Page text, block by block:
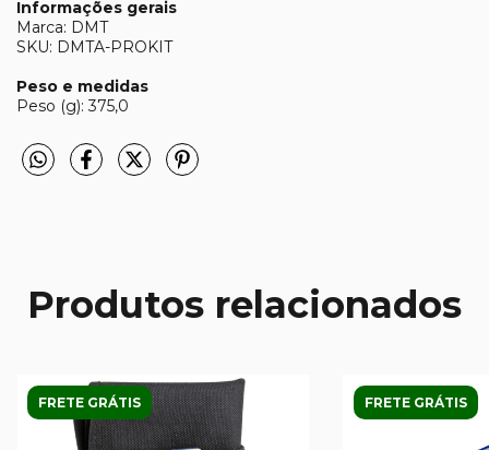
Informações gerais
Marca: DMT
SKU: DMTA-PROKIT
Peso e medidas
Peso (g): 375,0
Produtos relacionados
FRETE GRÁTIS FRETE GRÁTIS